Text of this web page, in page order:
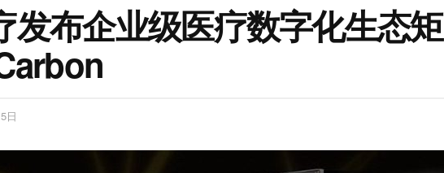
发布企业级医疗数字化生态矩
日